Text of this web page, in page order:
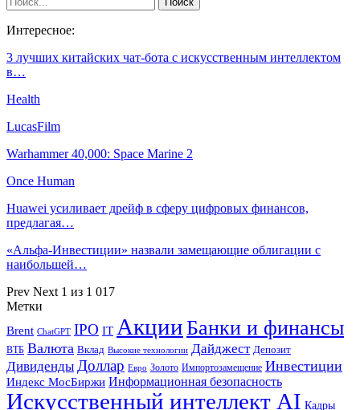
Интересное:
3 лучших китайских чат-бота с искусственным интеллектом
в…
Health
LucasFilm
Warhammer 40,000: Space Marine 2
Once Human
Huawei усиливает дрейф в сферу цифровых финансов,
предлагая…
«Альфа-Инвестиции» назвали замещающие облигации с
наибольшей…
Prev Next 1 из 1 017
Метки
Brent ChatGPT IPO IT АкцииБанки и финансы
ВТБ Валюта Вклад Высокие технологии Дайджест Депозит
Дивиденды Доллар Евро Золото Импортозамещение Инвестиции
Индекс МосБиржи Информационная безопасность
Искусственный интеллект AI Кадры